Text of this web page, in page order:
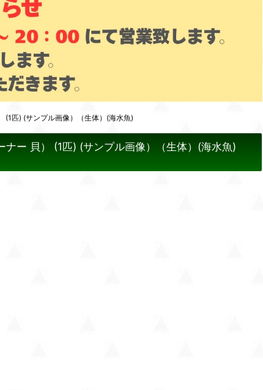
(1匹) (サンプル画像）（生体）(海水魚)
ナー 貝） (1匹) (サンプル画像）（生体）(海水魚)